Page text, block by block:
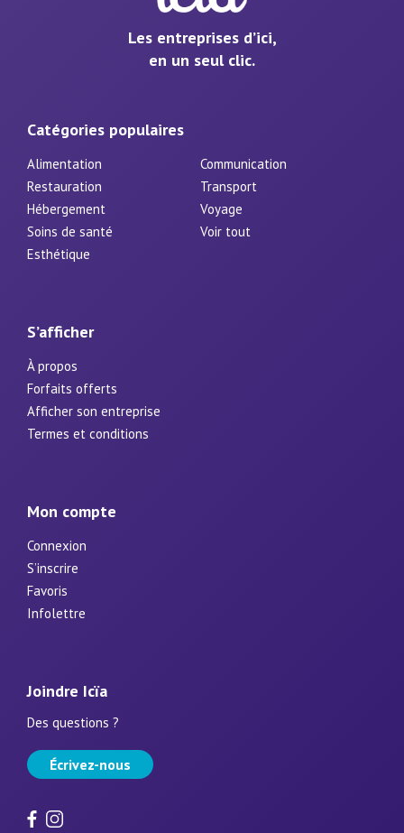
Les entreprises d’ici,
en un seul clic.
Catégories populaires
Alimentation
Communication
Restauration
Transport
Hébergement
Voyage
Soins de santé
Voir tout
Esthétique
S’afficher
À propos
Forfaits offerts
Afficher son entreprise
Termes et conditions
Mon compte
Connexion
S’inscrire
Favoris
Infolettre
Joindre Icïa
Des questions ?
Écrivez-nous